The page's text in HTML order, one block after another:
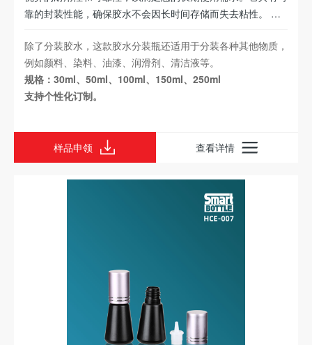
靠的封装性能，确保胶水不会因长时间存储而失去粘性。 该
确地控制胶水的流速和涂布范围。这种设计不仅方便了胶水的
使用，还可以减少浪费和污染。无论您是用于精细手工艺品或
大规模工业生产，均能满足您的需求。
除了分装胶水，这款胶水分装瓶还适用于分装各种其他物质，
例如颜料、染料、油漆、润滑剂、清洁液等。
规格：30ml、50ml、100ml、150ml、250ml
支持个性化订制。
样品申领 查看详情